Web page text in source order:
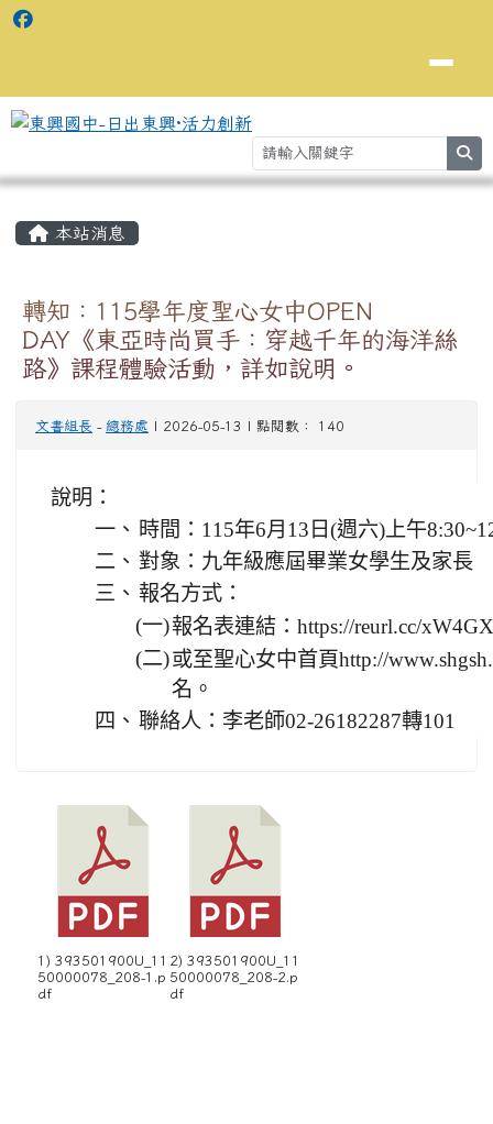
本站消息
轉知：115學年度聖心女中OPEN
DAY《東亞時尚買手：穿越千年的海洋絲
路》課程體驗活動，詳如說明。
文書組長 - 總務處 | 2026-05-13 | 點閱數： 140
說明：
一、 時間：115年6月13日(週六)上午
二、 對象：九年級應屆畢業女學生及家長
三、 報名方式：
(一)報名表連結：https://reurl.cc/
(二)或至聖心女中首頁http://
名。
四、 聯絡人：李老師02-26182287轉101
1) 393501900U_11
50000078_208-1.p
df
2) 393501900U_11
50000078_208-2.p
df